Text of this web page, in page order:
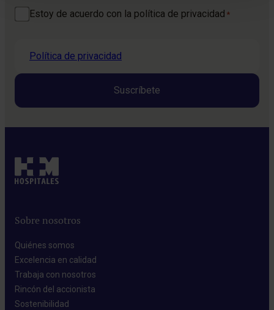
Consentimiento *
Estoy de acuerdo con la política de privacidad *
Política de privacidad
Sobre nosotros
Quiénes somos​
Excelencia en calidad​
Trabaja con nosotros​
Rincón del accionista​
Sostenibilidad​